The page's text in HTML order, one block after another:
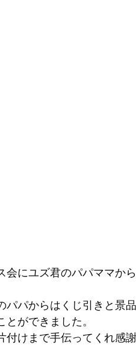
会にユズ君のパパママか
パパからはくじ引きと景
とができました。
付けまで手伝ってくれ感